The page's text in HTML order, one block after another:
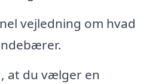
vejledning om hvad
at du vælger en